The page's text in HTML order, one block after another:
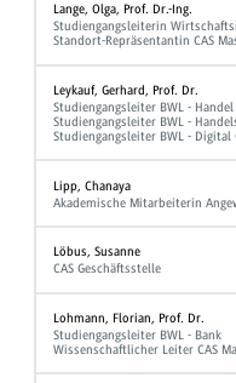
Lange, Olga, Prof. Dr.-Ing.
Studiengangsleiterin
Standort-Repräsentantin CAS
Leykauf, Gerhard, Prof. Dr.
Studiengangsleiter BWL - Handel
Studiengangsleiter BWL -
Studiengangsleiter BWL - Digital
Lipp, Chanaya
Akademische Mitarbeiterin
Löbus, Susanne
CAS Geschäftsstelle
Lohmann, Florian, Prof. Dr.
Studiengangsleiter BWL - Bank
Wissenschaftlicher Leiter CAS